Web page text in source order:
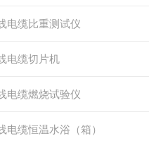
电缆比重测试仪
电缆切片机
电缆燃烧试验仪
电缆恒温水浴（箱）